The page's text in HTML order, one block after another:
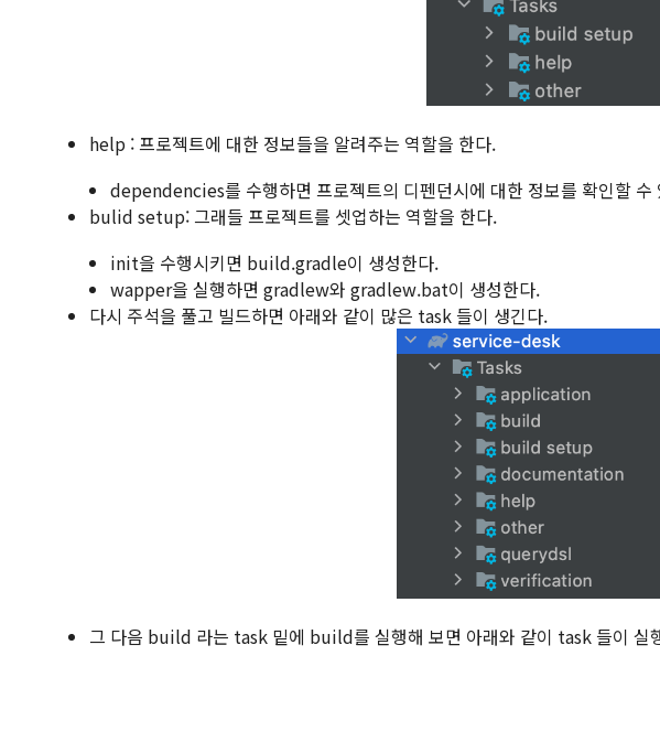
help : 프로젝트에 대한 정보들을 알려주는 역할을 한다.
dependencies를 수행하면 프로젝트의 디펜던시에 대한 정보를 확인할 수
bulid setup: 그래들 프로젝트를 셋업하는 역할을 한다.
init을 수행시키면 build.gradle이 생성한다.
wapper을 실행하면 gradlew와 gradlew.bat이 생성한다.
다시 주석을 풀고 빌드하면 아래와 같이 많은 task 들이 생긴다.
그 다음 build 라는 task 밑에 build를 실행해 보면 아래와 같이 task 들이 실